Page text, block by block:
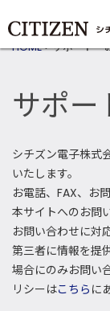
HOME>サポート・
サポー
シチズン電子株式
いたします。
お電話、FAX、お
本サイトへのお問
お問い合わせに対
第三者に情報を提
場合にのみお問い
リシーはこちら に